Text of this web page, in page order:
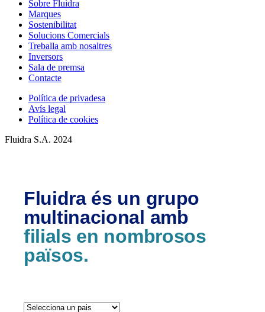
Sobre Fluidra
Marques
Sostenibilitat
Solucions Comercials
Treballa amb nosaltres
Inversors
Sala de premsa
Contacte
Política de privadesa
Avís legal
Política de cookies
Fluidra S.A. 2024
Fluidra és un grupo
multinacional amb
filials en nombrosos
països.